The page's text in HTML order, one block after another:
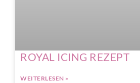
ROYAL ICING REZEPT
WEITERLESEN »